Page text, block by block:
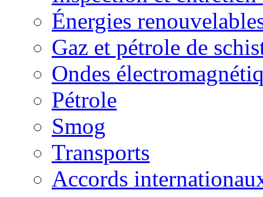
Énergies
Gaz et pétrole de
Ondes
Pétrole
Smog
Transports
Accords